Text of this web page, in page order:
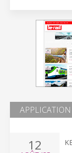
APPLICATION
12